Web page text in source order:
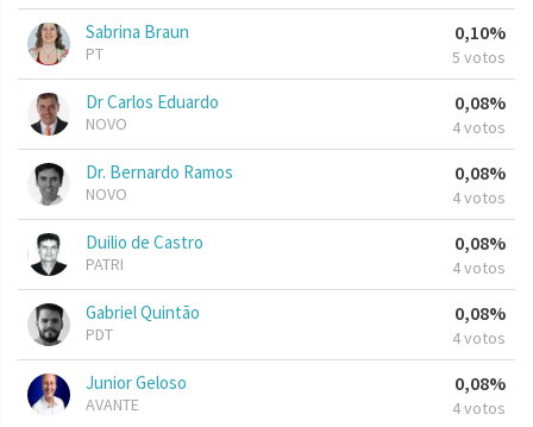
Sabrina Braun
PT
0,10%
5 votos
Dr Carlos Eduardo
NOVO
0,08%
4 votos
Dr. Bernardo Ramos
NOVO
0,08%
4 votos
Duilio de Castro
PATRI
0,08%
4 votos
Gabriel Quintão
PDT
0,08%
4 votos
Junior Geloso
AVANTE
0,08%
4 votos